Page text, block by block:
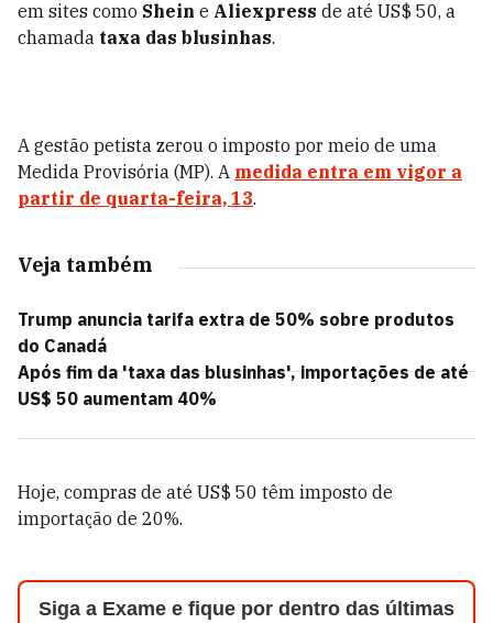
em sites como Shein e Aliexpress de até US$ 50, a
chamada taxa das blusinhas.
A gestão petista zerou o imposto por meio de uma
Medida Provisória (MP). A medida entra em vigor a
partir de quarta-feira, 13.
Veja também
Trump anuncia tarifa extra de 50% sobre produtos
do Canadá
Após fim da 'taxa das blusinhas', importações de até
US$ 50 aumentam 40%
Hoje, compras de até US$ 50 têm imposto de
importação de 20%.
Siga a Exame e fique por dentro das últimas